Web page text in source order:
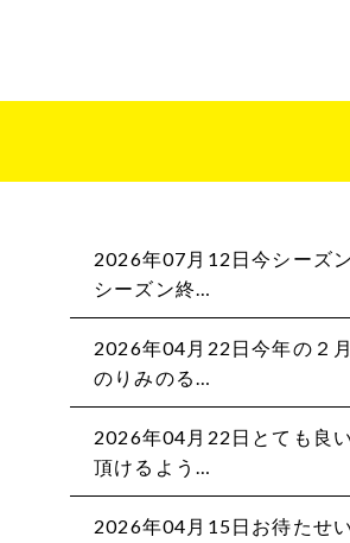
2026年07月12日今シーズ
シーズン終…
2026年04月22日今年の２
のりみのる…
2026年04月22日とても良
頂けるよう…
2026年04月15日お待たせ